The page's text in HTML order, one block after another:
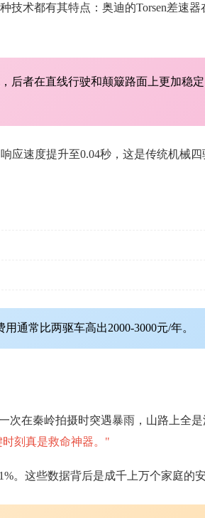
技术都有其特点：奥迪的Torsen差速
后者在直线行驶和颠簸路面上更加稳
应速度提升至0.04秒，这是传统机械
通常比两驱车高出2000-3000元/年。
次在秦岭拍摄时突遇暴雨，山路上全
刻真是救命神器。"
。这些数据背后是成千上万个家庭的安